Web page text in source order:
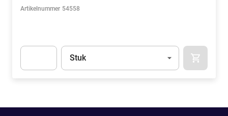
Artikelnummer 54558
Eenheid
Stuk